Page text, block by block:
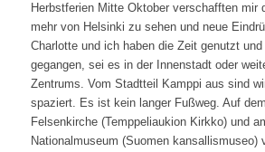
Herbstferien Mitte Oktober verschafften mir
mehr von Helsinki zu sehen und neue
Charlotte und ich haben die Zeit genutzt
gegangen, sei es in der Innenstadt oder
Zentrums. Vom Stadtteil Kamppi aus sind
spaziert. Es ist kein langer Fußweg. Auf
Felsenkirche (Temppeliaukion Kirkko) und
Nationalmuseum (Suomen kansallismuseo)